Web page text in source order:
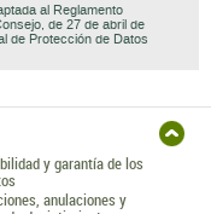
al Reglamento
de 27 de abril de
de Protección de Datos
y garantía de los
anulaciones y